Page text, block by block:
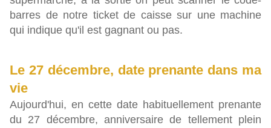
barres de notre ticket de caisse sur une machine
qui indique qu'il est gagnant ou pas.
Le 27 décembre, date prenante dans ma
vie
Aujourd'hui, en cette date habituellement prenante
du 27 décembre, anniversaire de tellement plein